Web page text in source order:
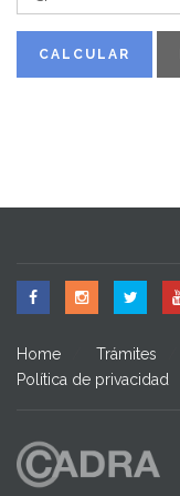
CALCULAR
Home Trámites
Política de privacidad